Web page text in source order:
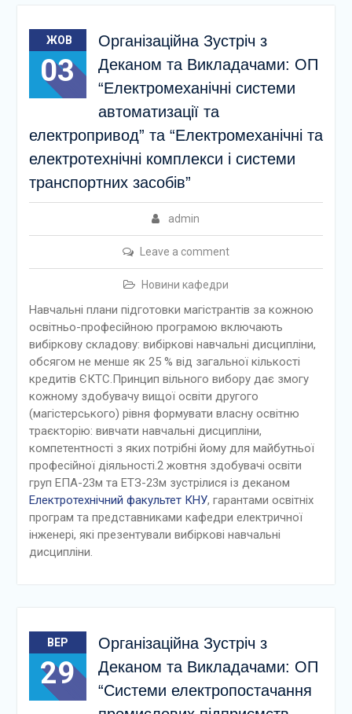
ЖОВ
03
Організаційна Зустріч з
Деканом та Викладачами: ОП
“Електромеханічні системи
автоматизації та
електропривод” та “Електромеханічні та
електротехнічні комплекси і системи
транспортних засобів”
admin
Leave a comment
Новини кафедри
Навчальні плани підготовки магістрантів за кожною
освітньо-професійною програмою включають
вибіркову складову: вибіркові навчальні дисципліни,
обсягом не менше як 25 % від загальної кількості
кредитів ЄКТС.Принцип вільного вибору дає змогу
кожному здобувачу вищої освіти другого
(магістерського) рівня формувати власну освітню
траєкторію: вивчати навчальні дисципліни,
компетентності з яких потрібні йому для майбутньої
професійної діяльності.2 жовтня здобувачі освіти
груп ЕПА-23м та ЕТЗ-23м зустрілися із деканом
Електротехнічний факультет КНУ, гарантами освітніх
програм та представниками кафедри електричної
інженері, які презентували вибіркові навчальні
дисципліни.
ВЕР
29
Організаційна Зустріч з
Деканом та Викладачами: ОП
“Системи електропостачання